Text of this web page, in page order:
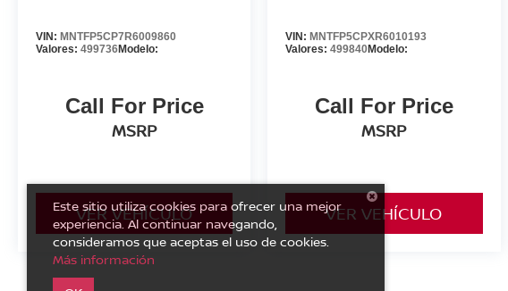
VIN: MNTFP5CP7R6009860
Valores: 499736Modelo:
Call For Price
MSRP
VER VEHÍCULO
VIN:MNTFP5CPXR6010193
Valores:499840Modelo:
Call For Price
MSRP
VER VEHÍCULO
Este sitio utiliza cookies para ofrecer una mejor
experiencia. Al continuar navegando,
consideramos que aceptas el uso de cookies.
Más información